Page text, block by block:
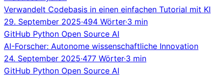
Verwandelt Codebasis in einen einfachen Tutorial mit KI
29. September 2025·494 Wörter·3 min
GitHub Python Open Source AI
AI-Forscher: Autonome wissenschaftliche Innovation
24. September 2025·477 Wörter·3 min
GitHub Python Open Source AI